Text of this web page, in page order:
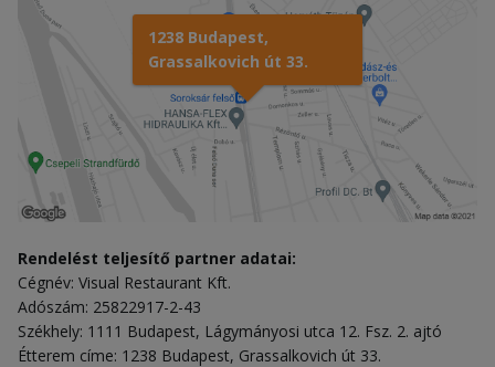
1238 Budapest,
Grassalkovich út 33.
Rendelést teljesítő partner adatai:
Cégnév: Visual Restaurant Kft.
Adószám: 25822917-2-43
Székhely: 1111 Budapest, Lágymányosi utca 12. Fsz. 2. ajtó
Étterem címe: 1238 Budapest, Grassalkovich út 33.